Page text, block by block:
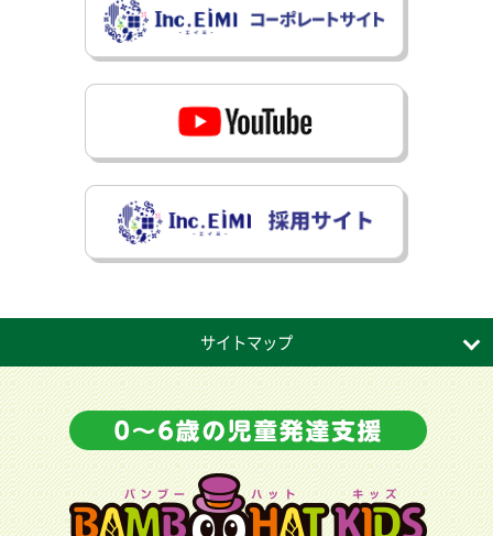
サイトマップ